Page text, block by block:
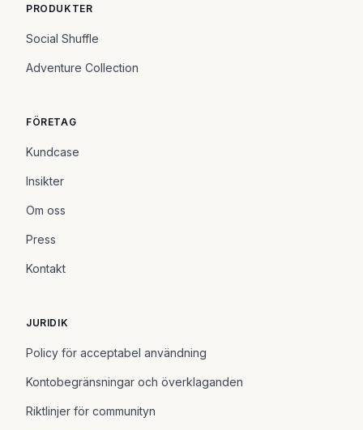
PRODUKTER
Social Shuffle
Adventure Collection
FÖRETAG
Kundcase
Insikter
Om oss
Press
Kontakt
JURIDIK
Policy för acceptabel användning
Kontobegränsningar och överklaganden
Riktlinjer för communityn